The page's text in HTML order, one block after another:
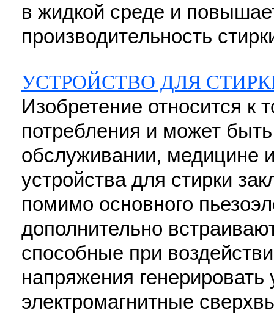
в жидкой среде и
производительность
УСТРОЙСТВО ДЛЯ
Изобретение относится к
потребления и может
обслуживании, медицине
устройства для стирки
помимо основного
дополнительно
способные при
напряжения
электромагнитные